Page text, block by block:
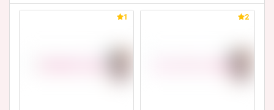
1 2